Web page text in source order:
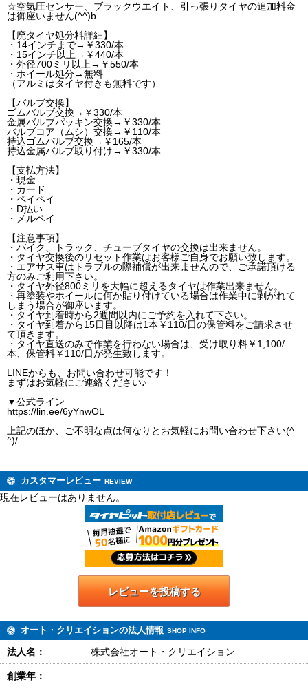
☆空気圧センサー、ブラックウエイト、引っ張りタイヤの追加料金
は御座いません(^^)b
【廃タイヤ処分料詳細】
・14インチまで→￥330/本
・15インチ以上→￥440/本
・外径700ミリ以上→￥550/本
・ホイール処分→無料
（アルミはタイヤ付きも無料です）
【バルブ交換】
ゴムバルブ交換→￥330/本
金属バルブパッキン交換→￥330/本
バルブコア（ムシ）交換→￥110/本
持込ゴムバルブ交換→￥165/本
持込金属バルブ取り付け→￥330/本
【支払方法】
・現金
・カード
・ペイペイ
・D払い
・メルペイ
【注意事項】
・バイク、トラック、チューブタイヤの交換は出来ません。
・タイヤ交換後のリセット作業はお客様ご自身でお願い致します。
・エアサス車はトラブルの際補償が出来ませんので、ご承諾頂ける
方のみご利用下さい。
・タイヤ外径800ミリを大幅に超えるタイヤは作業出来ません。
・再塗装やホイールに何か貼り付けている場合は作業中に剥がれて
しまう場合が御座います。
・タイヤ到着時から2週間以内にご予約を入れて下さい。
・タイヤ到着から15日目以降は1本￥110/日の保管料をご請求させ
て頂きます。
・タイヤ直送のみで作業を行わない場合は、受け取り料￥1,100/
本、保管料￥110/日が発生致します。
LINEからも、お問い合わせ可能です！
まずはお気軽にご連絡ください♪
▼公式ライン
https://lin.ee/6yYnwOL
上記のほか、ご不明な点は何なりとお気軽にお問い合わせ下さい(^
^)/
カスタマーレビュー REVIEW
現在レビューはありません。
レビューを投稿する
オート・クリエイションの法人情報 SHOP INFO
法人名： 株式会社オート・クリエイション
創業年：